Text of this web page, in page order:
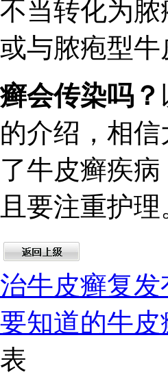
当转化为
与脓疱型
会传染吗？
介绍，相
牛皮癣疾
要注重护
牛皮癣复
知道的牛